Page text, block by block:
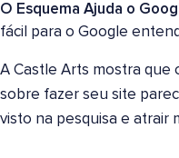
O Esquema Ajuda o
fácil para o Google
A Castle Arts mostra que
sobre fazer seu site
visto na pesquisa e atrair